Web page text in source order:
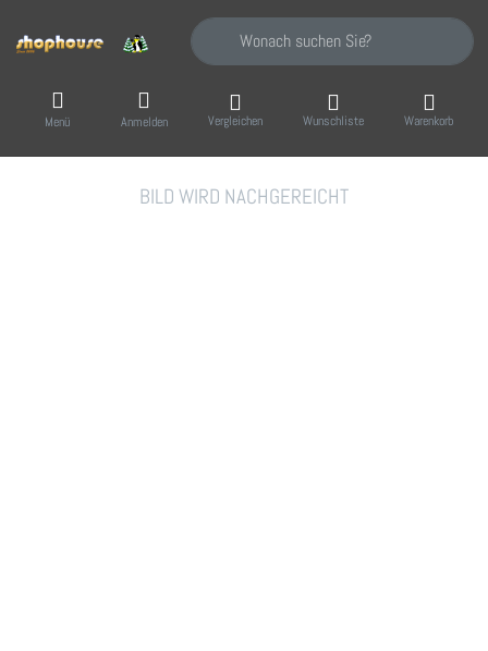
Geben Sie einen Suchbegriff ein. Während
Menü Anmelden Vergleichen Wunschliste Warenkorb